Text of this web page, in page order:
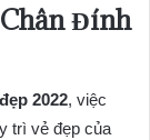
Đính
2022, việc
trì vẻ đẹp của